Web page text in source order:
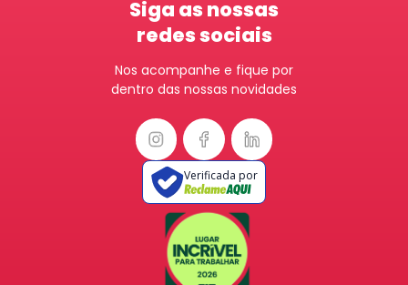
Siga as nossas
redes sociais
Nos acompanhe e fique por
dentro das nossas novidades
Verificada por